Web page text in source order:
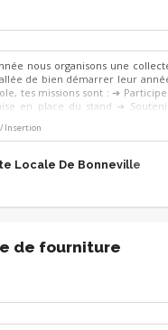
nous organisons une
de bien démarrer leur
tes missions sont : ➔
en place du stand ➔
au déchargement des
en équipe ? Rejoins-nous ! 😀
Insertion
Locale De Bonneville
de fourniture